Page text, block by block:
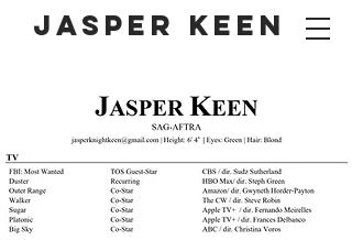
Jasper Keen